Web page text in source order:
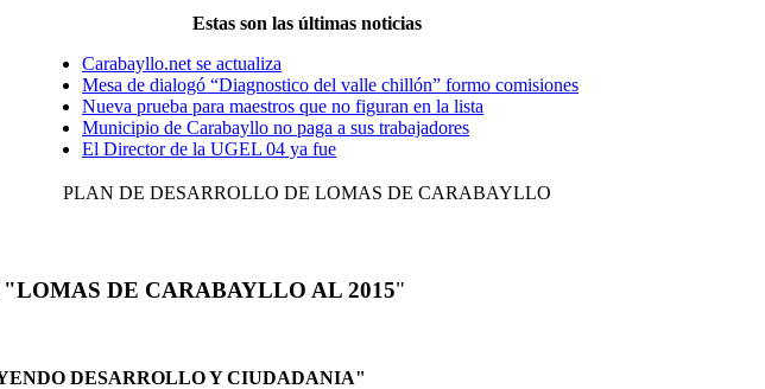
Estas son las últimas noticias
Carabayllo.net se actualiza
Mesa de dialogó “Diagnostico del valle chillón” formo comisiones
Nueva prueba para maestros que no figuran en la lista
Municipio de Carabayllo no paga a sus trabajadores
El Director de la UGEL 04 ya fue
PLAN DE DESARROLLO DE LOMAS DE CARABAYLLO
DE CARABAYLLO AL 2015"
DESARROLLO Y CIUDADANIA"